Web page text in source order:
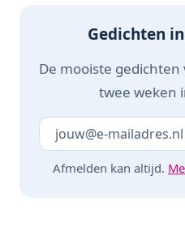
Gedichten
De mooiste
twee weken
Laat dit veld leeg
Afmelden kan altijd.